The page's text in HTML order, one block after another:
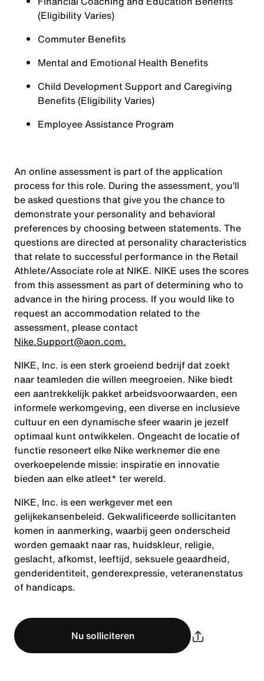
(Eligibility Varies)
Commuter Benefits
Mental and Emotional Health Benefits
Child Development Support and Caregiving
Benefits (Eligibility Varies)
Employee Assistance Program
An online assessment is part of the application
process for this role. During the assessment, you’ll
be asked questions that give you the chance to
demonstrate your personality and behavioral
preferences by choosing between statements. The
questions are directed at personality characteristics
that relate to successful performance in the Retail
Athlete/Associate role at NIKE. NIKE uses the scores
from this assessment as part of determining who to
advance in the hiring process. If you would like to
request an accommodation related to the
assessment, please contact
Nike.Support@aon.com.
NIKE, Inc. is een sterk groeiend bedrijf dat zoekt
naar teamleden die willen meegroeien. Nike biedt
een aantrekkelijk pakket arbeidsvoorwaarden, een
informele werkomgeving, een diverse en inclusieve
cultuur en een dynamische sfeer waarin je jezelf
optimaal kunt ontwikkelen. Ongeacht de locatie of
functie resoneert elke Nike werknemer die ene
overkoepelende missie: inspiratie en innovatie
bieden aan elke atleet* ter wereld.
NIKE, Inc. is een werkgever met een
gelijkekansenbeleid. Gekwalificeerde sollicitanten
komen in aanmerking, waarbij geen onderscheid
worden gemaakt naar ras, huidskleur, religie,
geslacht, afkomst, leeftijd, seksuele geaardheid,
genderidentiteit, genderexpressie, veteranenstatus
of handicaps.
Nu solliciteren